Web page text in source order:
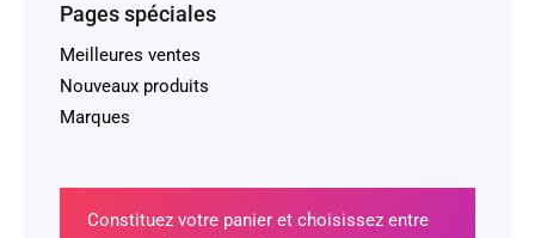
Pages spéciales
Meilleures ventes
Nouveaux produits
Marques
Constituez votre panier et choisissez entre